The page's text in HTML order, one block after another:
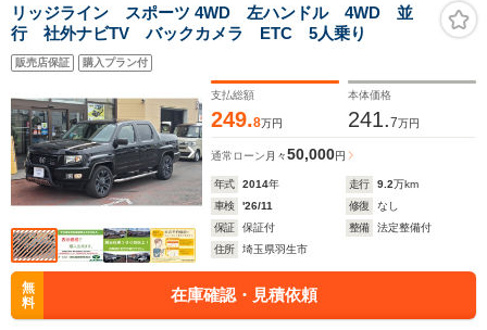
BSM 衝突軽減 レ
ーダークルーズ ステ
アリングヒーター
後シートヒー
LEDヘッドラ
両側パワース
ア 19インチ
リッジライン スポーツ 4WD 左ハンドル 4WD 並
行 社外ナビTV バックカメラ ETC 5人乗り
販売店保証 購入プラン付
支払総額
249.8万円
本体価格
241.7万円
通常ローン 月々50,000円
年式 2014年 走行 9.2万km
車検
'26/11 修復
なし
保証
保証付 整備
法定整備付
住所
埼玉県羽生市
無
料
在庫確認・見積依頼